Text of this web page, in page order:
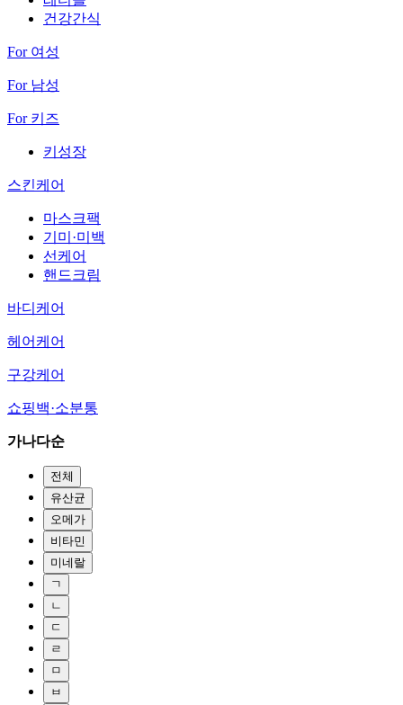
건강간식
For 여성
For 남성
For 키즈
키성장
스킨케어
마스크팩
기미·미백
선케어
핸드크림
바디케어
헤어케어
구강케어
쇼핑백·소분통
가나다순
전체
유산균
오메가
비타민
미네랄
ㄱ
ㄴ
ㄷ
ㄹ
ㅁ
ㅂ